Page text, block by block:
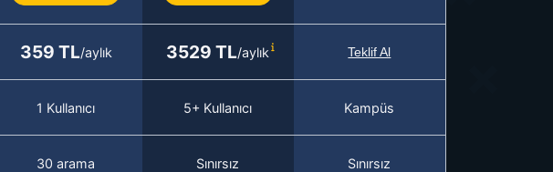
359 TL/aylık 3529 TL/aylık Teklif Al
1 Kullanıcı 5+ Kullanıcı Kampüs
30 arama Sınırsız Sınırsız